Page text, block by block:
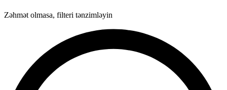
Zəhmət olmasa, filteri tənzimləyin